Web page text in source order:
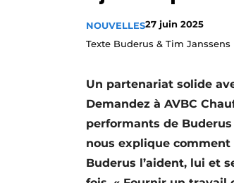
S’inscrire
Video’s
NOUVELLES27 juin 2025
Texte Buderus & Tim
Un partenariat solide
Demandez à AVBC
performants de Buderus
nous explique comment
Buderus l’aident, lui et